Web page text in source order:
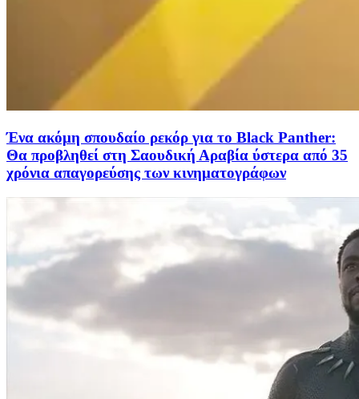
Ένα ακόμη σπουδαίο ρεκόρ για το Black Panther:
Θα προβληθεί στη Σαουδική Αραβία ύστερα από 35
χρόνια απαγορεύσης των κινηματογράφων